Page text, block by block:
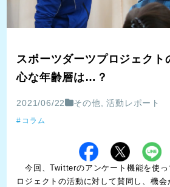
スポーツダーツプロジェクト
心な年齢層は…？
2021/06/22 その他 ,活動レポート
コラム
今回、Twitterのアンケート機能を使
ロジェクトの活動に対して賛同し、機会